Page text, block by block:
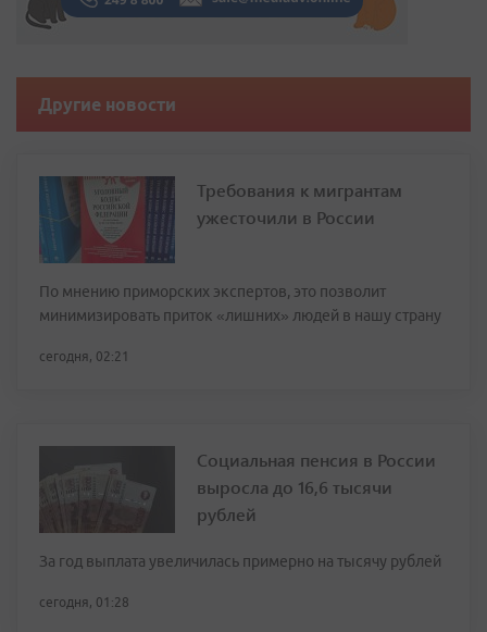
Другие новости
Требования к мигрантам
ужесточили в России
По мнению приморских экспертов, это позволит
минимизировать приток «лишних» людей в нашу страну
сегодня, 02:21
Социальная пенсия в России
выросла до 16,6 тысячи
рублей
За год выплата увеличилась примерно на тысячу рублей
сегодня, 01:28